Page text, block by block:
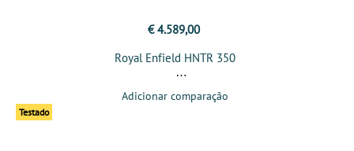
€ 4.589,00
Royal Enfield HNTR 350
Adicionar comparação
Testado